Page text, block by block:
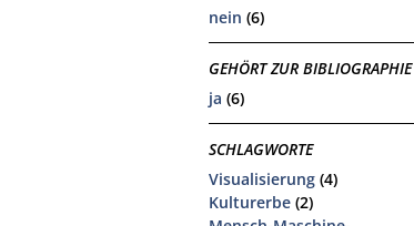
nein (6)
GEHÖRT ZUR BIBLIOGRAPHIE
ja (6)
SCHLAGWORTE
Visualisierung (4)
Kulturerbe (2)